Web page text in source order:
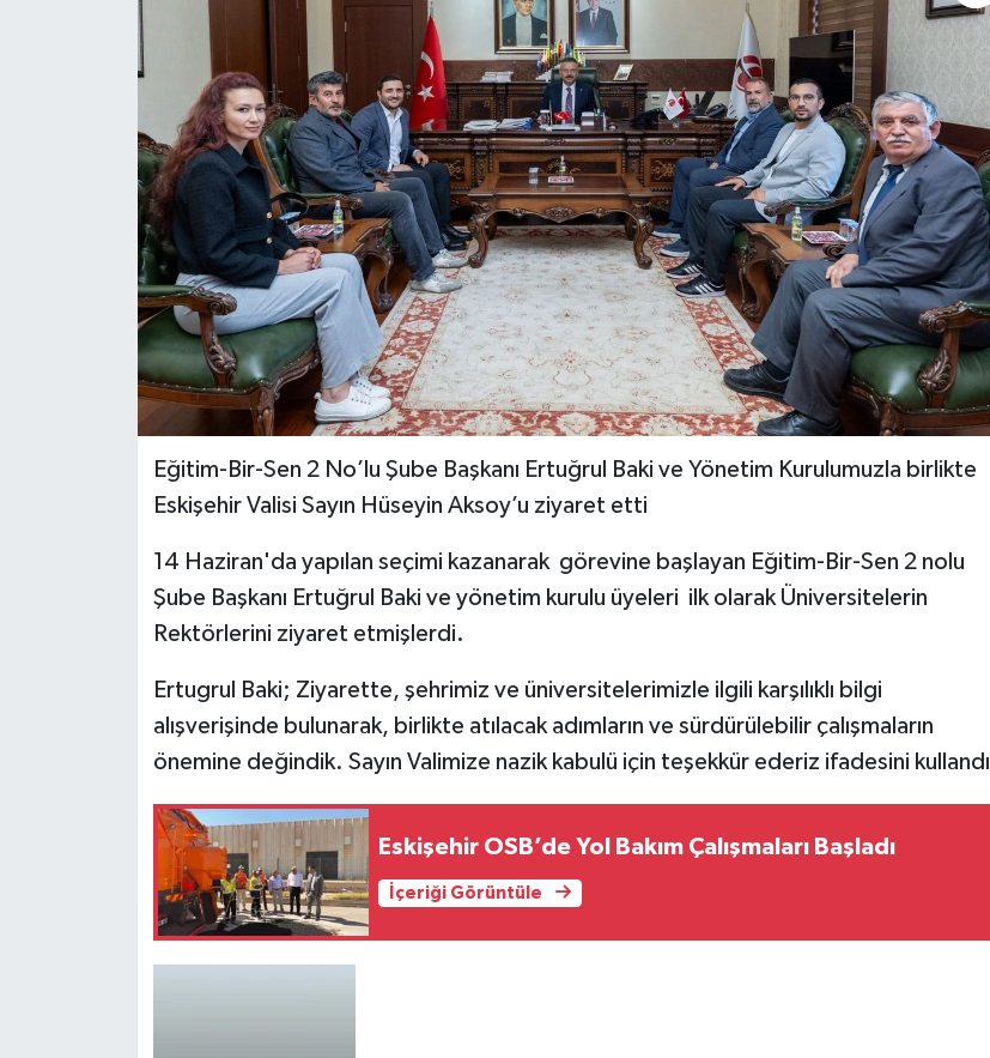
Eğitim-Bir-Sen 2 No’lu Şube Başkanı Ertuğrul Baki ve Yönetim Kurulumuzla birlikte
Eskişehir Valisi Sayın Hüseyin Aksoy’u ziyaret etti
14 Haziran'da yapılan seçimi kazanarak görevine başlayan Eğitim-Bir-Sen 2 nolu
Şube Başkanı Ertuğrul Baki ve yönetim kurulu üyeleri ilk olarak Üniversitelerin
Rektörlerini ziyaret etmişlerdi.
Ertugrul Baki; Ziyarette, şehrimiz ve üniversitelerimizle ilgili karşılıklı bilgi
alışverişinde bulunarak, birlikte atılacak adımların ve sürdürülebilir çalışmaların
önemine değindik. Sayın Valimize nazik kabulü için teşekkür ederiz ifadesini kullandı
Eskişehir OSB’de Yol Bakım Çalışmaları Başladı
İçeriği Görüntüle